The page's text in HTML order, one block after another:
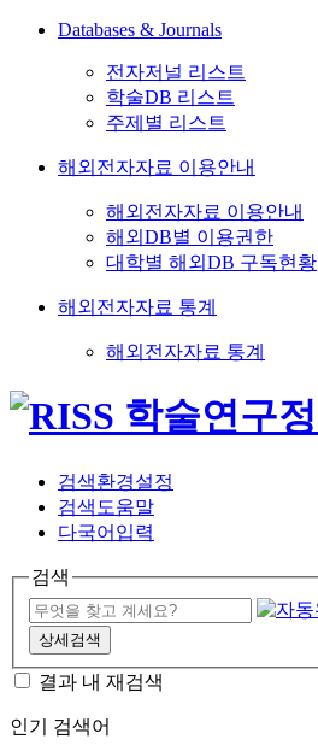
Databases & Journals
전자저널 리스트
학술DB 리스트
주제별 리스트
해외전자자료 이용안내
해외전자자료 이용안내
해외DB별 이용권한
대학별 해외DB 구독현황
해외전자자료 통계
해외전자자료 통계
검색환경설정
검색도움말
다국어입력
검색
상세검색
결과 내 재검색
인기 검색어